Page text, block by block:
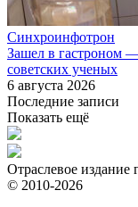
Синхроинфотрон
Зашел в гастроном
советских ученых
6 августа 2026
Последние записи
Показать ещё
Отраслевое издание
© 2010-2026